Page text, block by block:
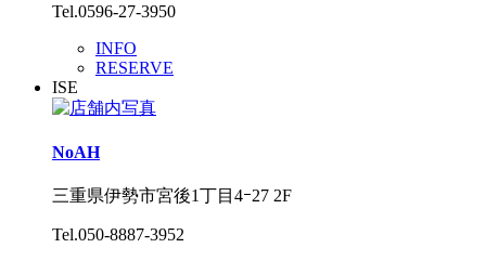
Tel.0596-27-3950
INFO
RESERVE
ISE
NoAH
三重県伊勢市宮後1丁目4ｰ27 2F
Tel.050-8887-3952